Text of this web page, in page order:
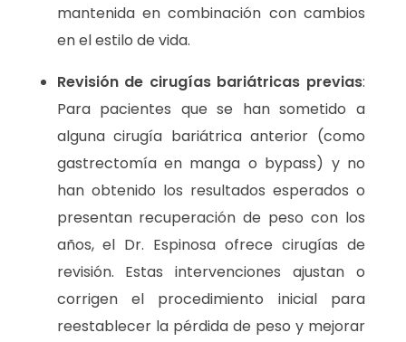
mantenida en combinación con cambios
en el estilo de vida.
Revisión de cirugías bariátricas previas:
Para pacientes que se han sometido a
alguna cirugía bariátrica anterior (como
gastrectomía en manga o bypass) y no
han obtenido los resultados esperados o
presentan recuperación de peso con los
años, el Dr. Espinosa ofrece cirugías de
revisión. Estas intervenciones ajustan o
corrigen el procedimiento inicial para
reestablecer la pérdida de peso y mejorar